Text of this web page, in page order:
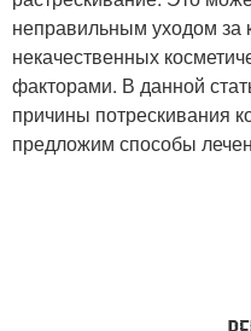
неправильным уходом за
некачественных
факторами. В данной
причины потрескивания
предложим способы